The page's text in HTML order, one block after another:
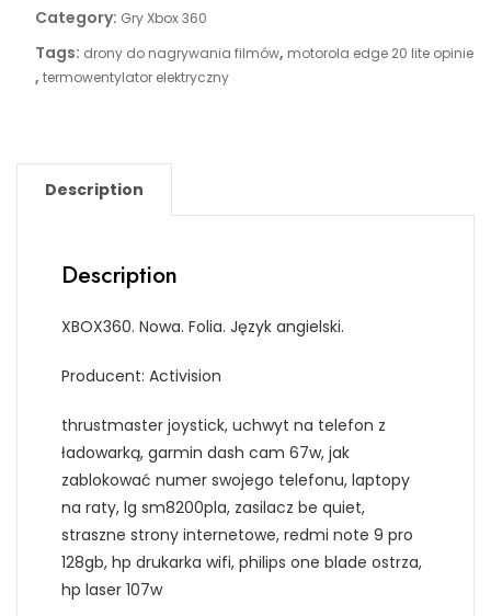
Category: Gry Xbox 360
Tags: drony do nagrywania filmów, motorola edge 20 lite opinie
, termowentylator elektryczny
Description
Description
XBOX360. Nowa. Folia. Język angielski.
Producent: Activision
thrustmaster joystick, uchwyt na telefon z
ładowarką, garmin dash cam 67w, jak
zablokować numer swojego telefonu, laptopy
na raty, lg sm8200pla, zasilacz be quiet,
straszne strony internetowe, redmi note 9 pro
128gb, hp drukarka wifi, philips one blade ostrza,
hp laser 107w